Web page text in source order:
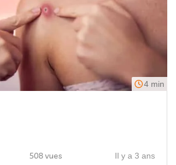
4 min
508 vues Il y a 3 ans